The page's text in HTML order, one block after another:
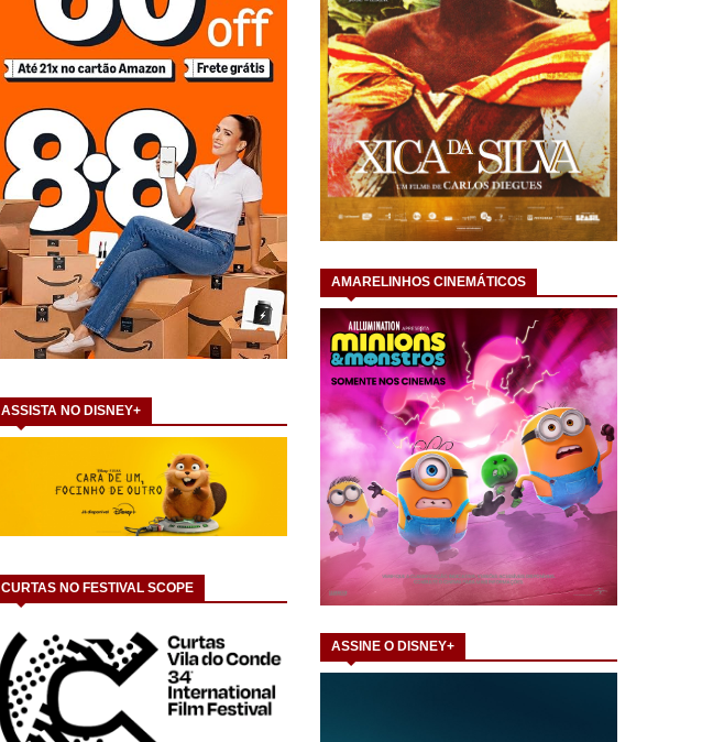
ASSISTA NO DISNEY+
CURTAS NO FESTIVAL SCOPE
AMARELINHOS CINEMÁTICOS
ASSINE O DISNEY+